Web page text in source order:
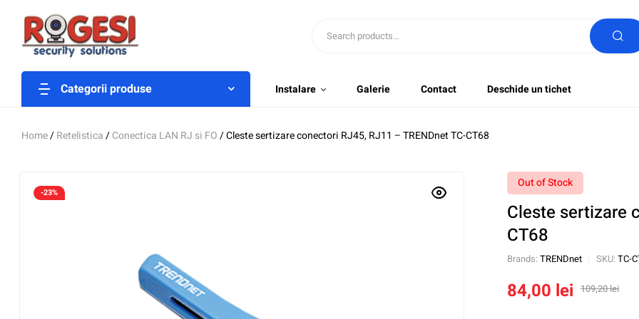
Categorii produse Instalare Galerie Contact Deschide un tichet
Home/Retelistica/Conectica LAN RJ si FO/ Cleste sertizare conectori RJ45, RJ11 – TRENDnet TC-CT68
-23%
Out of Stock
Cleste sertizare
CT68
Brands: TRENDnet SKU: TC-
109,20lei
84,00 lei